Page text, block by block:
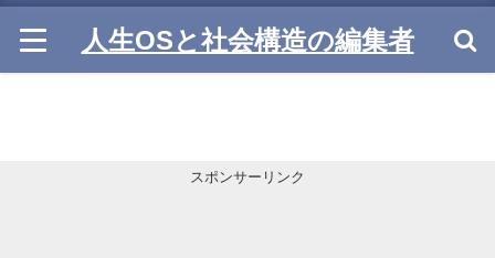
人生OSと社会構造の編集者
スポンサーリンク